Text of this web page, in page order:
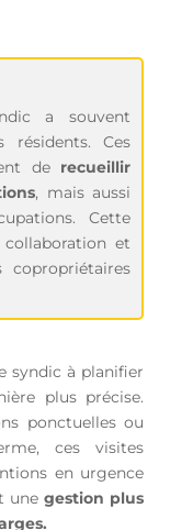
a souvent
résidents. Ces
de recueillir
, mais aussi
Cette
et
syndic à planifier
plus précise.
ponctuelles ou
ces visites
en urgence
unegestion plus